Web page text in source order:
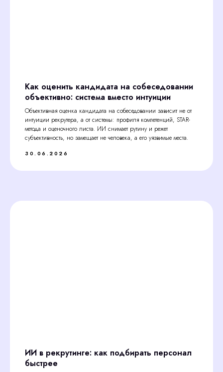
Как оценить кандидата на собеседовании
объективно: система вместо интуиции
Объективная оценка кандидата на собеседовании зависит не от
интуиции рекрутера, а от системы: профиля компетенций, STAR-
метода и оценочного листа. ИИ снимает рутину и режет
субъективность, но замещает не человека, а его уязвимые места.
30.06.2026
ИИ в рекрутинге: как подбирать персонал
быстрее